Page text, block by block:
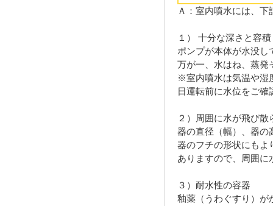
Ａ：室内噴水には、
１） 十分な深さと容積
ポンプが本体が水没し
万が一、水はね、蒸発
※室内噴水は気温や湿
日運転前に水位をご確
２）周囲に水が飛び散
器の直径（幅）、器の
器のフチの形状にもよ
ありますので、周囲に
３）耐水性の容器
釉薬（うわぐすり）が